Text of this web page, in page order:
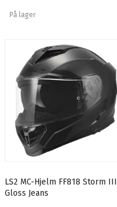
På lager
LS2 MC-Hjelm FF818 Storm III
Gloss Jeans